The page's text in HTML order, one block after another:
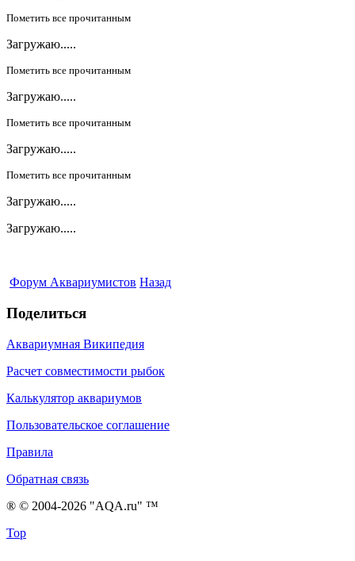
Пометить все прочитанным
Загружаю.....
Пометить все прочитанным
Загружаю.....
Пометить все прочитанным
Загружаю.....
Пометить все прочитанным
Загружаю.....
Загружаю.....
Форум Аквариумистов Назад
Поделиться
Аквариумная Википедия
Расчет совместимости рыбок
Калькулятор аквариумов
Пользовательское соглашение
Правила
Обратная связь
® © 2004-2026 "AQA.ru" ™
Top